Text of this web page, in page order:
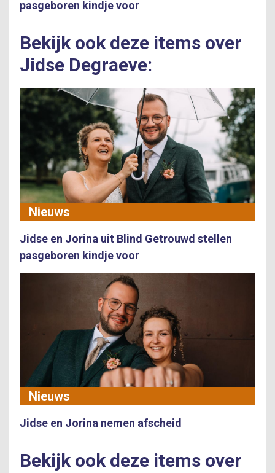
pasgeboren kindje voor
Bekijk ook deze items over
Jidse Degraeve:
Nieuws
Jidse en Jorina uit Blind Getrouwd stellen
pasgeboren kindje voor
Nieuws
Jidse en Jorina nemen afscheid
Bekijk ook deze items over